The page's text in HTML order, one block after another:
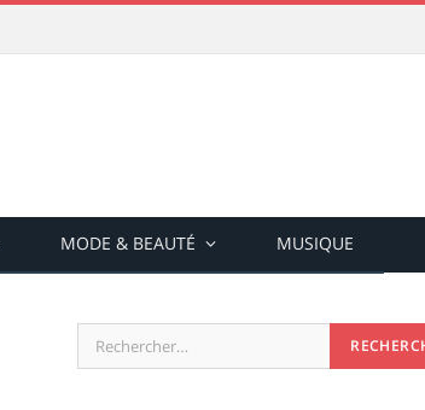
MODE & BEAUTÉ MUSIQUE